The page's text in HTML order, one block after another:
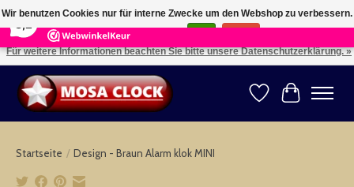
164 Reviews ×
Kies uw taal: NL -- Wählen Sie ihre Sprache: DE -- Choose your language: EN ⇓ ⇒
Wunschzettel
Ihr
Startseite / Design - Braun Alarm klok MINI
Wir benutzen Cookies nur für interne Zwecke um den Webshop zu verbessern.
Ist das in Ordnung?
Für weitere Informationen beachten Sie bitte unsere Datenschutzerklärung. »